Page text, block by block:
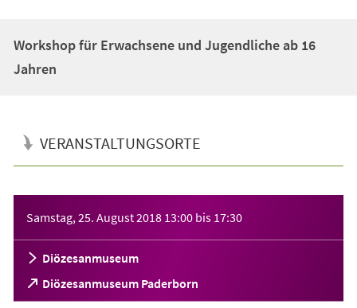
Workshop für Erwachsene und Jugendliche ab 16
Jahren
VERANSTALTUNGSORTE
Samstag, 25. August 2018 13:00 bis 17:30
Diözesanmuseum
Diözesanmuseum Paderborn
(Öffnet
in